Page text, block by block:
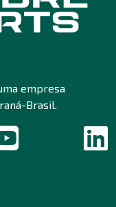
empresa
Brasil.